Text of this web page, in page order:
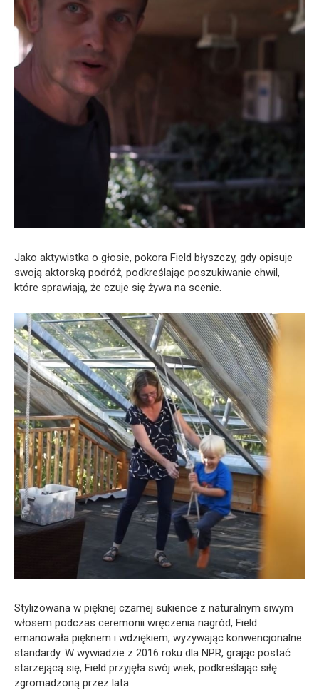
Jako aktywistka o głosie, pokora Field błyszczy, gdy opisuje
swoją aktorską podróż, podkreślając poszukiwanie chwil,
które sprawiają, że czuje się żywa na scenie.
Stylizowana w pięknej czarnej sukience z naturalnym siwym
włosem podczas ceremonii wręczenia nagród, Field
emanowała pięknem i wdziękiem, wyzywając konwencjonalne
standardy. W wywiadzie z 2016 roku dla NPR, grając postać
starzejącą się, Field przyjęła swój wiek, podkreślając siłę
zgromadzoną przez lata.